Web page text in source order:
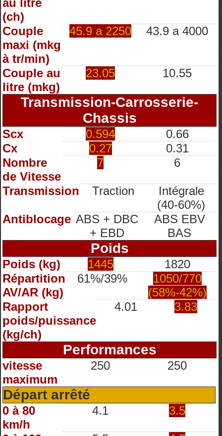
au litre
(ch)
Couple
maxi (mkg
à tr/min)
45.9 a 2250 43.9 a 4000
Couple au
litre (mkg)
23.05 10.55
Transmission-Carrosserie-
Chassis
Scx 0.594
0.66
Cx
0.27
0.31
Nombre
de Vitesse
7 6
Transmission Traction
Intégrale
(40-60%)
Antiblocage ABS + DBC
+ EBD
ABS EBV
BAS
Poids
Poids (kg) 1445
1820
Répartition
AV/AR (kg)
61%/39%
1050/770
(58%-42%)
Rapport
poids/puissance
(kg/ch)
4.01 3.83
Performances
vitesse
maximum
250 250
Départ arrêté
0 à 80
km/h
4.1 3.5